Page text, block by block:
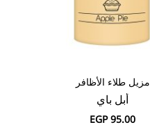
مزيل طلاء الأظافر
أبل باي
EGP95.00